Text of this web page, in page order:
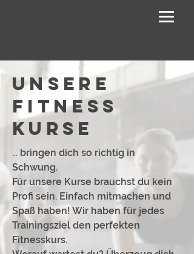
Unsere
Fitness
kurse
… bringen dich so richtig in
Schwung.
Für unsere Kurse brauchst du kein
Profi sein. Einfach mitmachen und
Spaß haben! Wir haben für jedes
Trainingsziel den perfekten
Fitnesskurs.